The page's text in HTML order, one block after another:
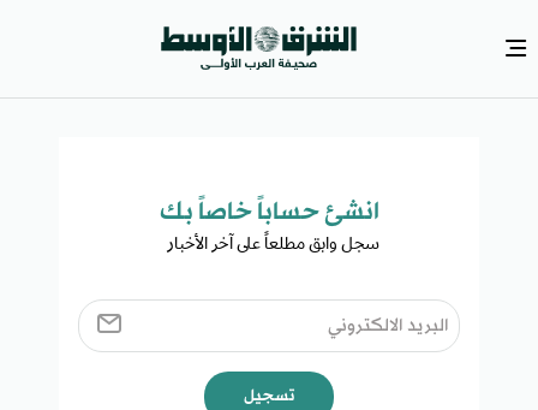
انشئ حساباً خاصاً بك​
سجل وابق مطلعاً على آخر الأخبار ​
تسجيل